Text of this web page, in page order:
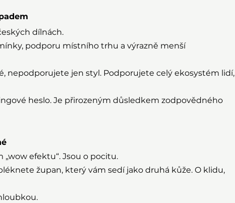
dílnách.
podporu místního trhu a výrazně menší
nepodporujete jen styl. Podporujete celý ekosystém lidí,
heslo. Je přirozeným důsledkem zodpovědného
efektu“. Jsou o pocitu.
župan, který vám sedí jako druhá kůže. O klidu,